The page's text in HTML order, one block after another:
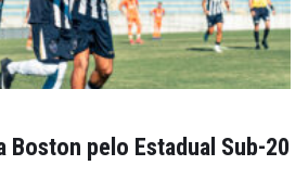
pelo Estadual Sub-20